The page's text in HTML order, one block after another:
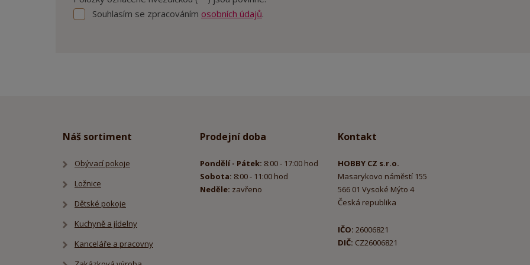
SouhlasímSouhlasím se zpracováním osobních údajů.
Náš sortiment
Obývací pokoje
Ložnice
Dětské pokoje
Kuchyně a jídelny
Kanceláře a pracovny
Prodejní doba
Pondělí - Pátek: 8:00 - 17:00 hod
Sobota: 8:00 - 11:00 hod
Neděle: zavřeno
Kontakt
HOBBY CZ s.r.o.
Masarykovo náměstí 155
566 01 Vysoké Mýto 4
Česká republika
IČO: 26006821
DIČ: CZ26006821